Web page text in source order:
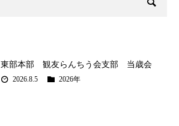
東部本部 観友らんちう会支部 当歳会
2026.8.5 2026年